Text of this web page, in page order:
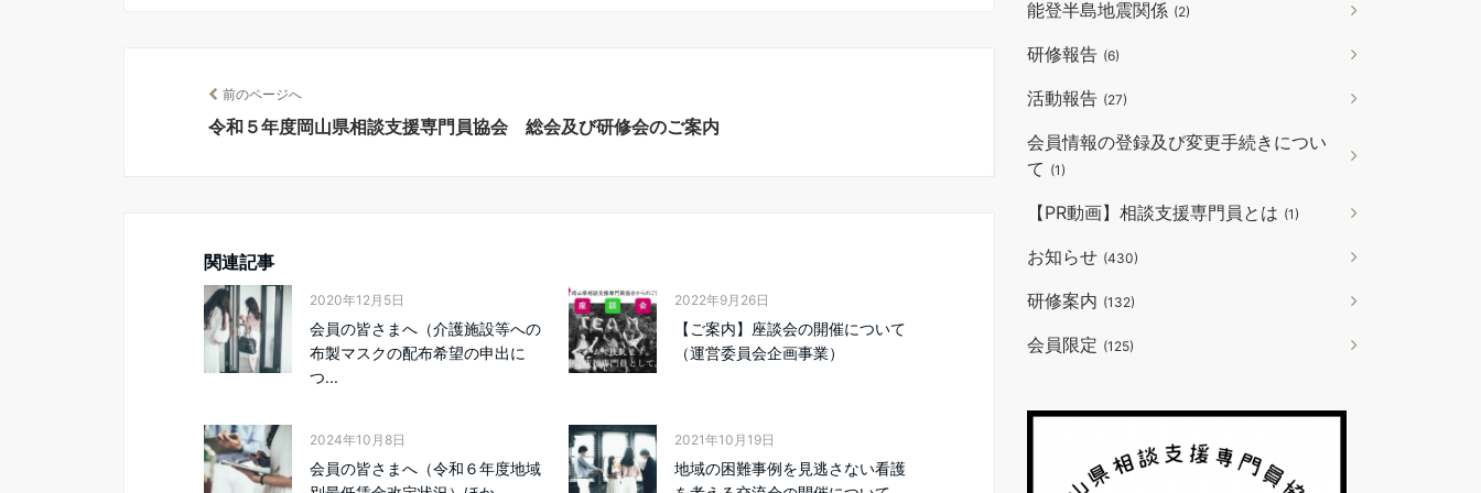
前のページへ
令和５年度岡山県相談支援専門員協会 総会及び研修会のご案内
関連記事
2020年12月5日
会員の皆さまへ（介護施設等への
布製マスクの配布希望の申出に
つ...
2022年9月26日
【ご案内】座談会の開催について
（運営委員会企画事業）
2024年10月8日
会員の皆さまへ（令和６年度地域
2021年10月19日
地域の困難事例を見逃さない看護
能登半島地震関係 (2)
研修報告 (6)
活動報告 (27)
会員情報の登録及び変更手続きについ
て (1)
【PR動画】相談支援専門員とは (1)
お知らせ (430)
研修案内 (132)
会員限定 (125)